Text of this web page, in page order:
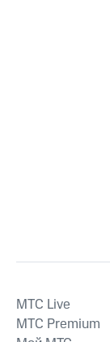
MTС Live
MTС Premium